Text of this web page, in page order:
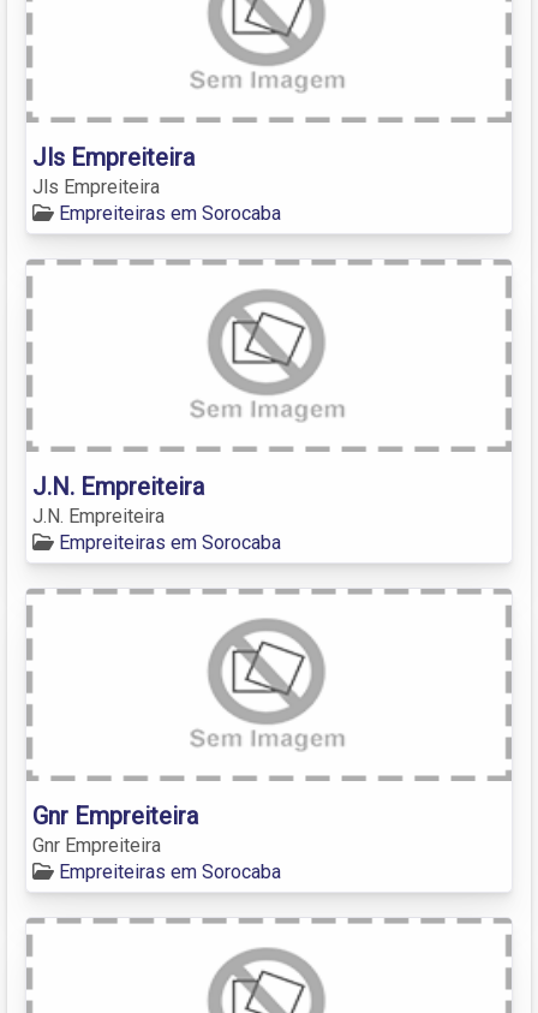
Jls Empreiteira
Jls Empreiteira
Empreiteiras em Sorocaba
J.N. Empreiteira
J.N. Empreiteira
Empreiteiras em Sorocaba
Gnr Empreiteira
Gnr Empreiteira
Empreiteiras em Sorocaba